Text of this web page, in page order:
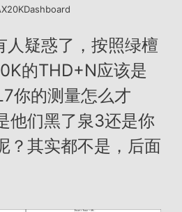
人疑惑了，按照绿檀
的THD+N应该是
你的测量怎么才
他们黑了泉3还是你
？其实都不是，后面